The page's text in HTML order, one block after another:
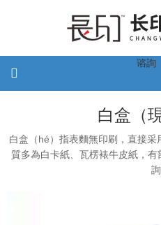
谘詢
白盒（
白盒（hé）指表麵無印刷，直接
質多為白卡紙、瓦楞裱牛皮紙，有
詢